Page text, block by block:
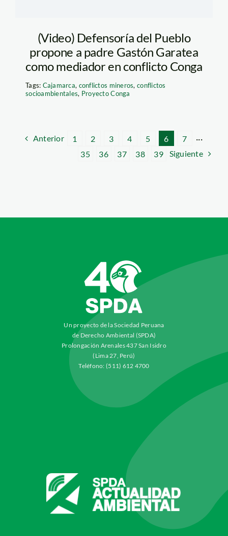
(Video) Defensoría del Pueblo
propone a padre Gastón Garatea
como mediador en conflicto Conga
Tags: Cajamarca, conflictos mineros, conflictos
socioambientales, Proyecto Conga
Anterior 1 2 3 4 5 6 7
···
35
36 37 38 39 Siguiente
Un proyecto de la Sociedad Peruana
de Derecho Ambiental (SPDA)
Prolongación Arenales 437 San Isidro
(Lima 27, Perú)
Teléfono: (511) 612 4700